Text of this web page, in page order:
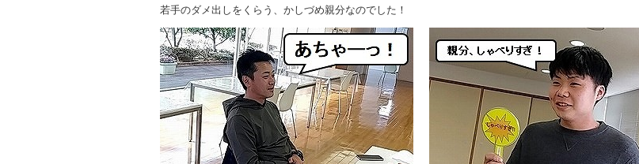
若手のダメ出しをくらう、かしづめ親分なのでした！